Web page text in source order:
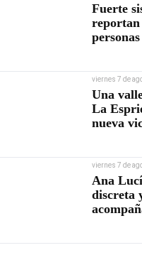
Fuerte
reportan
viernes 7 de
Una
La
nueva
viernes 7 de
Ana
discreta